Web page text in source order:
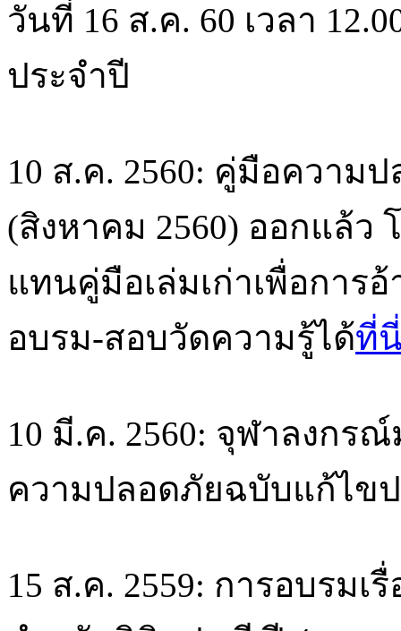
วันที่ 16 ส.ค. 60 เวลา
ประจำปี
10 ส.ค. 2560: คู่มือความ
(สิงหาคม 2560) ออกแล้ว
แทนคู่มือเล่มเก่าเพื่อการ
อบรม-สอบวัดความรู้ได้ที่
10 มี.ค. 2560: จุฬาลงกร
ความปลอดภัยฉบับแก้ไข
15 ส.ค. 2559: การอบรม